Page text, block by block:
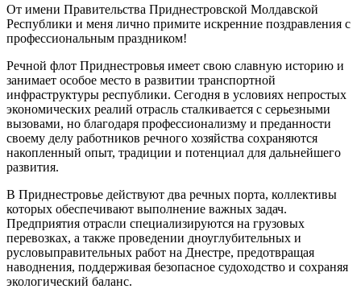
От имени Правительства Приднестровской Молдавской
Республики и меня лично примите искренние поздравления с
профессиональным праздником!
Речной флот Приднестровья имеет свою славную историю и
занимает особое место в развитии транспортной
инфраструктуры республики. Сегодня в условиях непростых
экономических реалий отрасль сталкивается с серьезными
вызовами, но благодаря профессионализму и преданности
своему делу работников речного хозяйства сохраняются
накопленный опыт, традиции и потенциал для дальнейшего
развития.
В Приднестровье действуют два речных порта, коллективы
которых обеспечивают выполнение важных задач.
Предприятия отрасли специализируются на грузовых
перевозках, а также проведении дноуглубительных и
русловыправительных работ на Днестре, предотвращая
наводнения, поддерживая безопасное судоходство и сохраняя
экологический баланс.